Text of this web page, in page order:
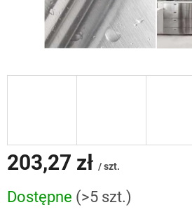
203,27 zł / szt.
jednostkowa:
Dostępne (>5 szt.)